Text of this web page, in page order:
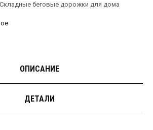
Складные беговые дорожки для дома
ОПИСАНИЕ
ДЕТАЛИ